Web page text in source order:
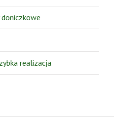
realizacja